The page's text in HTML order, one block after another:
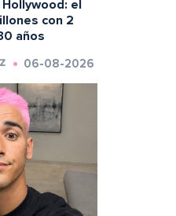
el
con 2
años
06-08-2026